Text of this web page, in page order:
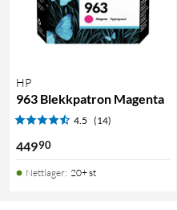
HP
963 Blekkpatron Magenta
4.5 (14)
44990
Nettlager: 20+ st